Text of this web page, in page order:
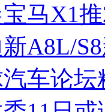
马X1
A8L/
车论